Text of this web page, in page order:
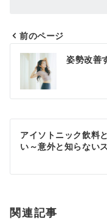
投
ナ
ビ
ゲ
シ
前のページ
姿勢改善
アイソトニック飲料
い～意外と知らない
関連記事